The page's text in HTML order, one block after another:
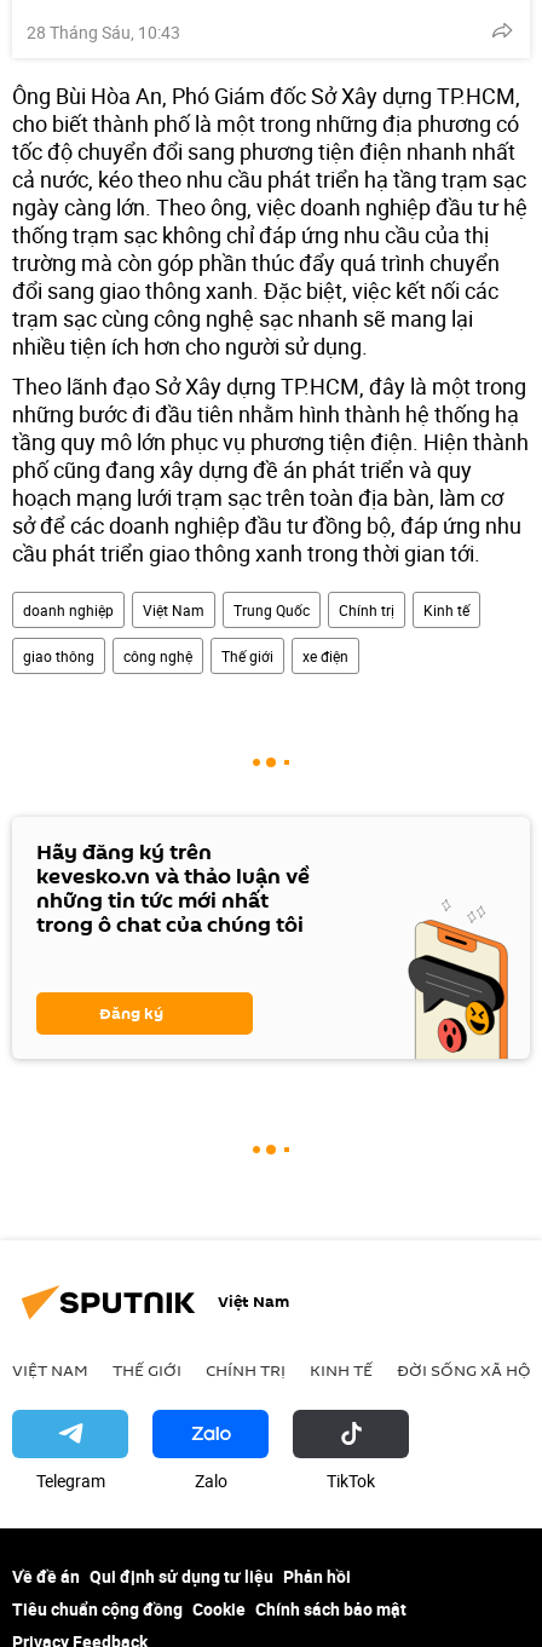
28 Tháng Sáu, 10:43
Ông Bùi Hòa An, Phó Giám đốc Sở Xây dựng TP.HCM,
cho biết thành phố là một trong những địa phương có
tốc độ chuyển đổi sang phương tiện điện nhanh nhất
cả nước, kéo theo nhu cầu phát triển hạ tầng trạm sạc
ngày càng lớn. Theo ông, việc doanh nghiệp đầu tư hệ
thống trạm sạc không chỉ đáp ứng nhu cầu của thị
trường mà còn góp phần thúc đẩy quá trình chuyển
đổi sang giao thông xanh. Đặc biệt, việc kết nối các
trạm sạc cùng công nghệ sạc nhanh sẽ mang lại
nhiều tiện ích hơn cho người sử dụng.
Theo lãnh đạo Sở Xây dựng TP.HCM, đây là một trong
những bước đi đầu tiên nhằm hình thành hệ thống hạ
tầng quy mô lớn phục vụ phương tiện điện. Hiện thành
phố cũng đang xây dựng đề án phát triển và quy
hoạch mạng lưới trạm sạc trên toàn địa bàn, làm cơ
sở để các doanh nghiệp đầu tư đồng bộ, đáp ứng nhu
cầu phát triển giao thông xanh trong thời gian tới.
doanh nghiệp Việt Nam Trung Quốc Chính trị Kinh tế
giao thông công nghệ Thế giới xe điện
Hãy đăng ký trên
kevesko.vn và thảo luận về
những tin tức mới nhất
trong ô chat của chúng tôi
Đăng ký
Việt Nam
VIỆT NAM THẾ GIỚI CHÍNH TRỊ KINH TẾ ĐỜI SỐNG XÃ HỘI
Telegram Zalo ТikТоk
Về đề án Qui định sử dụng tư liệu Phản hồi
Tiêu chuẩn cộng đồng Cookie Chính sách bảo mật
Privacy Feedback